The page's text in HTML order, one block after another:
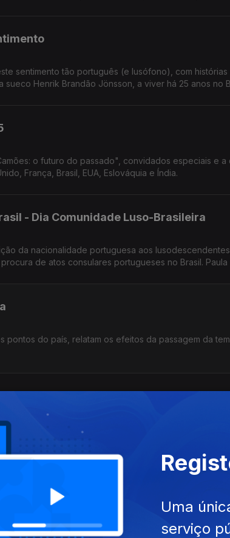
sentimento tão português (e lusófono), com
Henrik Brandão Jönsson, a viver há 25 anos no
o futuro do passado", convidados especiais e a
França, Brasil, EUA, Eslováquia e Índia.
- Dia Comunidade Luso-Brasileira
da nacionalidade portuguesa aos
de atos consulares portugueses no Brasil. Paula
pontos do país, relatam os efeitos da passagem da
Estados Unidos toma posse, a RDP Internacional
especial conduzida por Miguel Peixoto e Maria
2024
Pereira, Tiago Pinto Pais, João Noronha, Adélio
Edição e apresentação Paula Machado.
Uma
serviço